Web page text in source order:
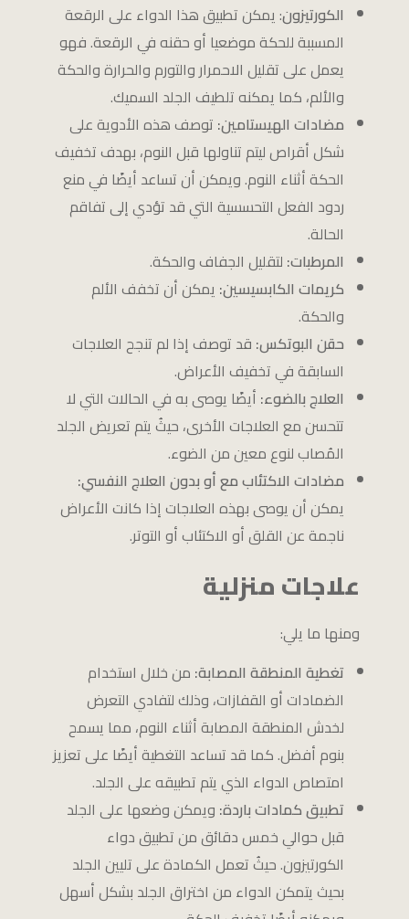
الكورتيزون: يمكن تطبيق هذا الدواء على الرقعة
المسببة للحكة موضعيا أو حقنه في الرقعة. فهو
يعمل على تقليل الاحمرار والتورم والحرارة والحكة
والألم، كما يمكنه تلطيف الجلد السميك.
مضادات الهيستامين: توصف هذه الأدوية على
شكل أقراص ليتم تناولها قبل النوم، بهدف تخفيف
الحكة أثناء النوم. ويمكن أن تساعد أيضًا في منع
ردود الفعل التحسسية التي قد تؤدي إلى تفاقم
الحالة.
المرطبات: لتقليل الجفاف والحكة.
كريمات الكابسيسين: يمكن أن تخفف الألم
والحكة.
حقن البوتكس: قد توصف إذا لم تنجح العلاجات
السابقة في تخفيف الأعراض.
العلاج بالضوء: أيضًا يوصى به في الحالات التي لا
تتحسن مع العلاجات الأخرى، حيثُ يتم تعريض الجلد
المُصاب لنوع معين من الضوء.
مضادات الاكتئاب مع أو بدون العلاج النفسي:
يمكن أن يوصى بهذه العلاجات إذا كانت الأعراض
ناجمة عن القلق أو الاكتئاب أو التوتر.
علاجات منزلية
ومنها ما يلي:
تغطية المنطقة المصابة: من خلال استخدام
الضمادات أو القفازات، وذلك لتفادي التعرض
لخدش المنطقة المصابة أثناء النوم، مما يسمح
بنوم أفضل. كما قد تساعد التغطية أيضًا على تعزيز
امتصاص الدواء الذي يتم تطبيقه على الجلد.
تطبيق كمادات باردة: ويمكن وضعها على الجلد
قبل حوالي خمس دقائق من تطبيق دواء
الكورتيزون. حيثُ تعمل الكمادة على تليين الجلد
بحيث يتمكن الدواء من اختراق الجلد بشكل أسهل